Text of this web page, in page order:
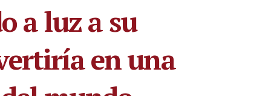
a luz a su
en una